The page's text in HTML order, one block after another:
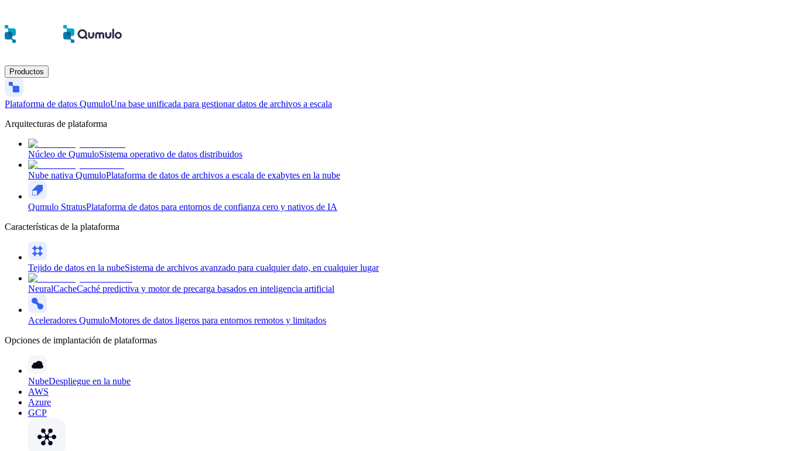
Productos
Plataforma de datos QumuloUna base unificada para gestionar datos de archivos a escala
Arquitecturas de plataforma
Núcleo de QumuloSistema operativo de datos distribuidos
Nube nativa QumuloPlataforma de datos de archivos a escala de exabytes en la nube
Qumulo StratusPlataforma de datos para entornos de confianza cero y nativos de IA
Características de la plataforma
Tejido de datos en la nubeSistema de archivos avanzado para cualquier dato, en cualquier lugar
NeuralCacheCaché predictiva y motor de precarga basados en inteligencia artificial
Aceleradores QumuloMotores de datos ligeros para entornos remotos y limitados
Opciones de implantación de plataformas
NubeDespliegue en la nube
AWS
Azure
GCP